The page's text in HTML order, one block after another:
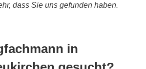
dass Sie uns gefunden haben.
in